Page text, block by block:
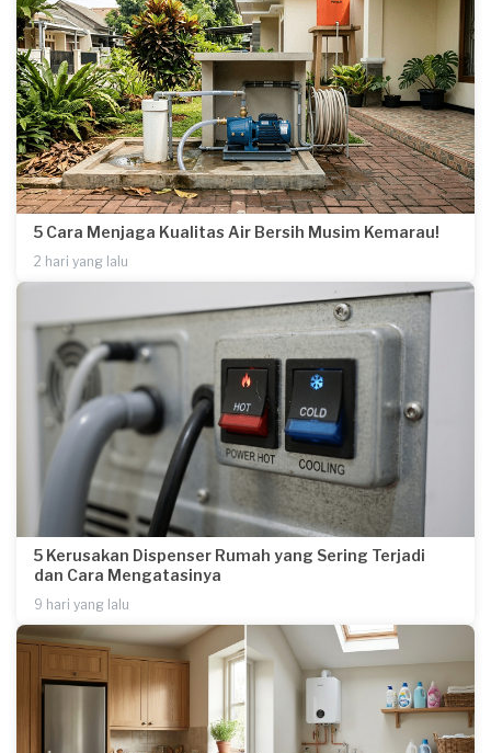
5 Cara Menjaga Kualitas Air Bersih Musim Kemarau!
2 hari yang lalu
5 Kerusakan Dispenser Rumah yang Sering Terjadi
dan Cara Mengatasinya
9 hari yang lalu